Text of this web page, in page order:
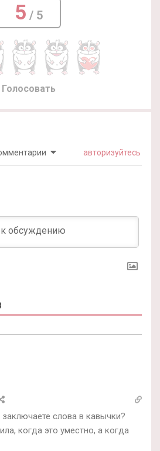
5 / 5
Голосовать
авторизуйтесь
слова в кавычки?
когда это уместно, а когда